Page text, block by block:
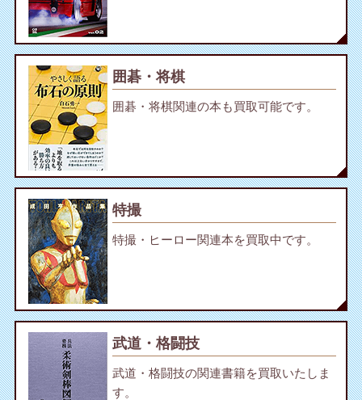
囲碁・将棋
囲碁・将棋関連の本も買取可能です。
特撮
特撮・ヒーロー関連本を買取中です。
武道・格闘技
武道・格闘技の関連書籍を買取いたしま
す。